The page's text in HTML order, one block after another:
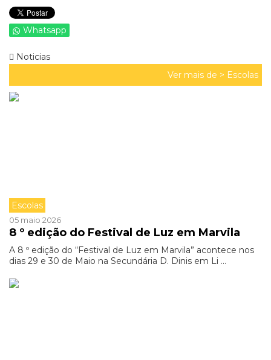
Whatsapp
Noticias
Ver mais de > Escolas
Escolas
05 maio 2026
8 º edição do Festival de Luz em Marvila
A 8 º edição do “Festival de Luz em Marvila” acontece nos
dias 29 e 30 de Maio na Secundária D. Dinis em Li ...